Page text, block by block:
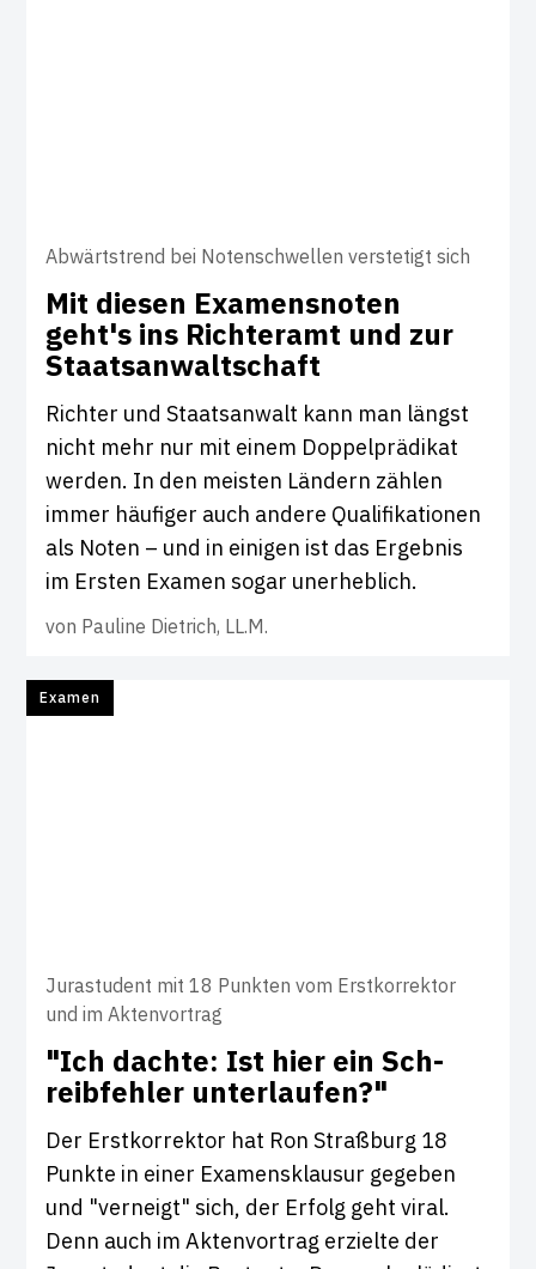
Abwärtstrend bei Notenschwellen verstetigt sich
Mit diesen Exa­mens­noten
geht's ins Rich­teramt und zur
Staats­an­walt­schaft
Richter und Staatsanwalt kann man längst
nicht mehr nur mit einem Doppelprädikat
werden. In den meisten Ländern zählen
immer häufiger auch andere Qualifikationen
als Noten – und in einigen ist das Ergebnis
im Ersten Examen sogar unerheblich.
von Pauline Dietrich, LL.M.
Examen
Jurastudent mit 18 Punkten vom Erstkorrektor
und im Aktenvortrag
"Ich dachte: Ist hier ein Sch­
reib­fehler unter­laufen?"
Der Erstkorrektor hat Ron Straßburg 18
Punkte in einer Examensklausur gegeben
und "verneigt" sich, der Erfolg geht viral.
Denn auch im Aktenvortrag erzielte der